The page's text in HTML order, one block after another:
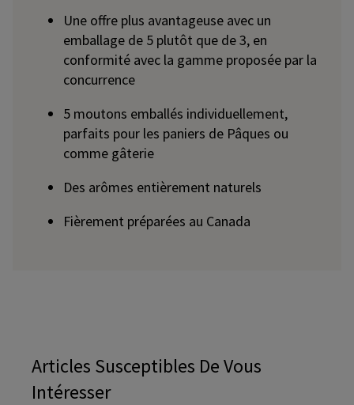
Une offre plus avantageuse avec un
emballage de 5 plutôt que de 3, en
conformité avec la gamme proposée par la
concurrence
5 moutons emballés individuellement,
parfaits pour les paniers de Pâques ou
comme gâterie
Des arômes entièrement naturels
Fièrement préparées au Canada
Articles Susceptibles De Vous
Intéresser